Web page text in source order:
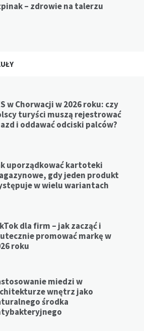
– zdrowie na talerzu
w Chorwacji w 2026 roku: czy
turyści muszą rejestrować
i oddawać odciski palców?
uporządkować kartoteki
gdy jeden produkt
w wielu wariantach
dla firm – jak zacząć i
promować markę w
roku
miedzi w
wnętrz jako
środka